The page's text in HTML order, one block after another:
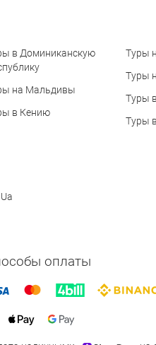
в Доминиканскую
на Мальдивы
в Кению
Туры
Туры
Туры
Туры
оплаты